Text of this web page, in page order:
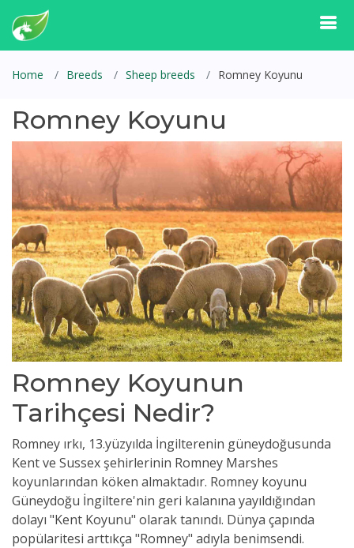
Home Breeds Sheep breeds Romney Koyunu
Romney Koyunu
Romney Koyunun
Tarihçesi Nedir?
Romney ırkı, 13.yüzyılda İngilterenin güneydoğusunda
Kent ve Sussex şehirlerinin Romney Marshes
koyunlarından köken almaktadır. Romney koyunu
Güneydoğu İngiltere'nin geri kalanına yayıldığından
dolayı "Kent Koyunu" olarak tanındı. Dünya çapında
popülaritesi arttıkça "Romney" adıyla benimsendi.